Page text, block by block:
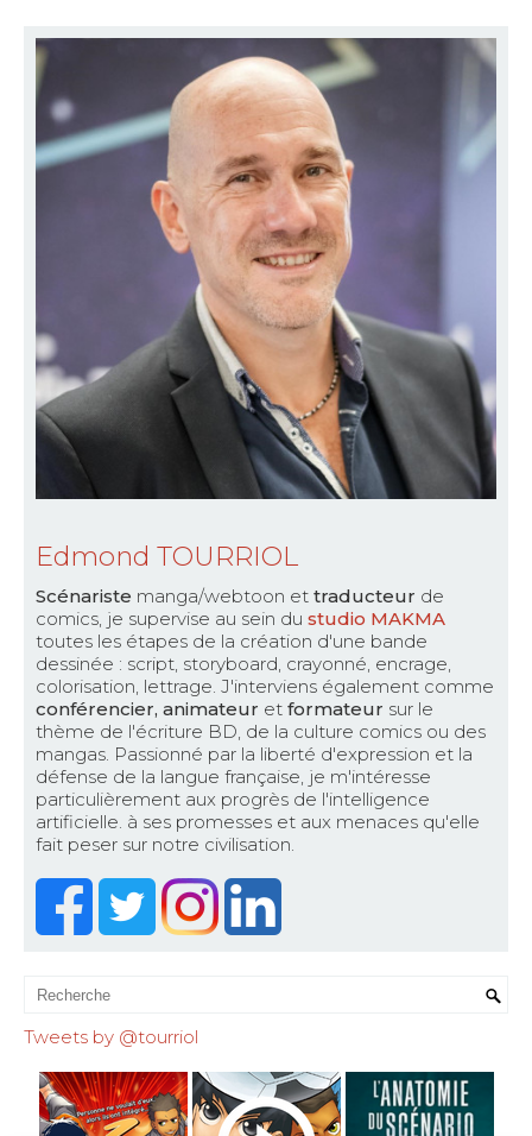
Edmond TOURRIOL
Scénariste manga/webtoon et traducteur de
comics, je supervise au sein du studio MAKMA
toutes les étapes de la création d'une bande
dessinée : script, storyboard, crayonné, encrage,
colorisation, lettrage. J'interviens également comme
conférencier, animateur et formateur sur le
thème de l'écriture BD, de la culture comics ou des
mangas. Passionné par la liberté d'expression et la
défense de la langue française, je m'intéresse
particulièrement aux progrès de l'intelligence
artificielle. à ses promesses et aux menaces qu'elle
fait peser sur notre civilisation.
Tweets by @tourriol